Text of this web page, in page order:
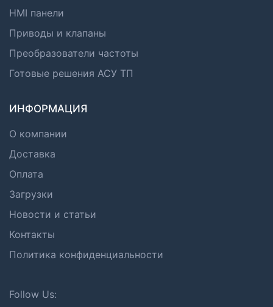
HMI панели
Приводы и клапаны
Преобразователи частоты
Готовые решения АСУ ТП
ИНФОРМАЦИЯ
О компании
Доставка
Оплата
Загрузки
Новости и статьи
Контакты
Политика конфиденциальности
Follow Us: